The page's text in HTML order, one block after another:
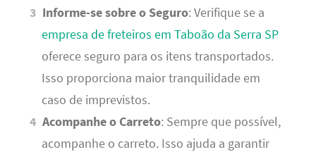
Informe-se sobre o Seguro: Verifique se a
empresa de freteiros em Taboão da Serra SP
oferece seguro para os itens transportados.
Isso proporciona maior tranquilidade em
caso de imprevistos.
Acompanhe o Carreto: Sempre que possível,
acompanhe o carreto. Isso ajuda a garantir